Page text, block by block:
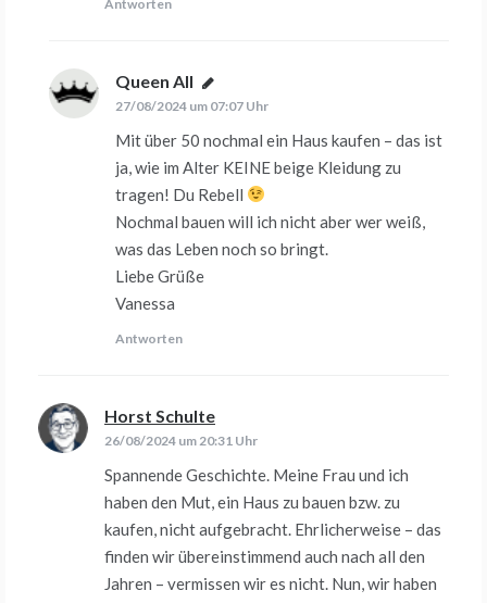
Antworten
Queen All sagt:
27/08/2024 um 07:07 Uhr
Mit über 50 nochmal ein Haus kaufen – das ist
ja, wie im Alter KEINE beige Kleidung zu
tragen! Du Rebell
Nochmal bauen will ich nicht aber wer weiß,
was das Leben noch so bringt.
Liebe Grüße
Vanessa
Antworten
Horst Schulte
26/08/2024 um 20:31 Uhr
Spannende Geschichte. Meine Frau und ich
haben den Mut, ein Haus zu bauen bzw. zu
kaufen, nicht aufgebracht. Ehrlicherweise – das
finden wir übereinstimmend auch nach all den
Jahren – vermissen wir es nicht. Nun, wir haben